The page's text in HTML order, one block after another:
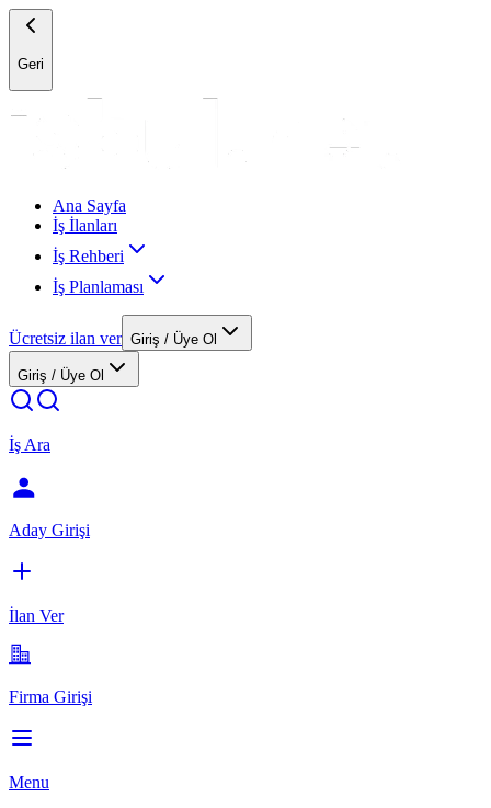
Geri
Ana Sayfa
İş İlanları
İş Rehberi
İş Planlaması
Ücretsiz ilan ver Giriş / Üye Ol
Giriş / Üye Ol
İş Ara
Aday Girişi
İlan Ver
Firma Girişi
Menu